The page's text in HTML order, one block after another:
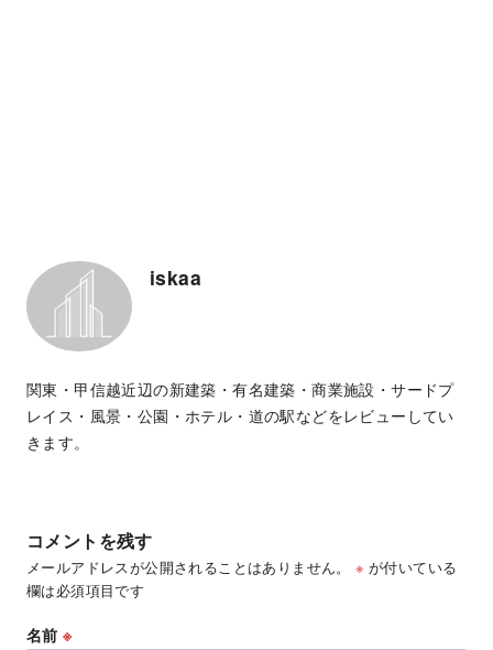
iskaa
関東・甲信越近辺の新建築・有名建築・商業施設・サードプ
レイス・風景・公園・ホテル・道の駅などをレビューしてい
きます。
コメントを残す
メールアドレスが公開されることはありません。 ※ が付いている
欄は必須項目です
名前※